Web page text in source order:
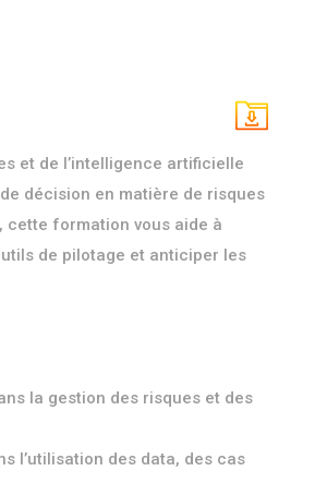
et de l’intelligence artificielle
décision en matière de risques
cette formation vous aide à
de pilotage et anticiper les
la gestion des risques et des
l’utilisation des data, des cas